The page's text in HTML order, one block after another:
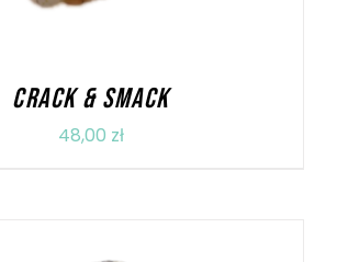
CRACK & SMACK
48,00 zł